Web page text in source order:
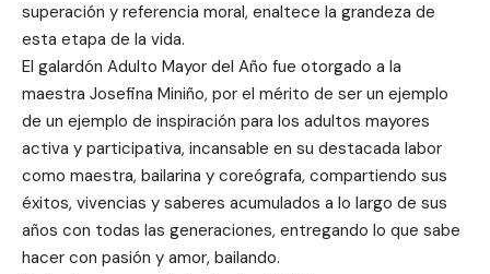
superación y referencia moral, enaltece la grandeza de
esta etapa de la vida.
El galardón Adulto Mayor del Año fue otorgado a la
maestra Josefina Miniño, por el mérito de ser un ejemplo
de un ejemplo de inspiración para los adultos mayores
activa y participativa, incansable en su destacada labor
como maestra, bailarina y coreógrafa, compartiendo sus
éxitos, vivencias y saberes acumulados a lo largo de sus
años con todas las generaciones, entregando lo que sabe
hacer con pasión y amor, bailando.